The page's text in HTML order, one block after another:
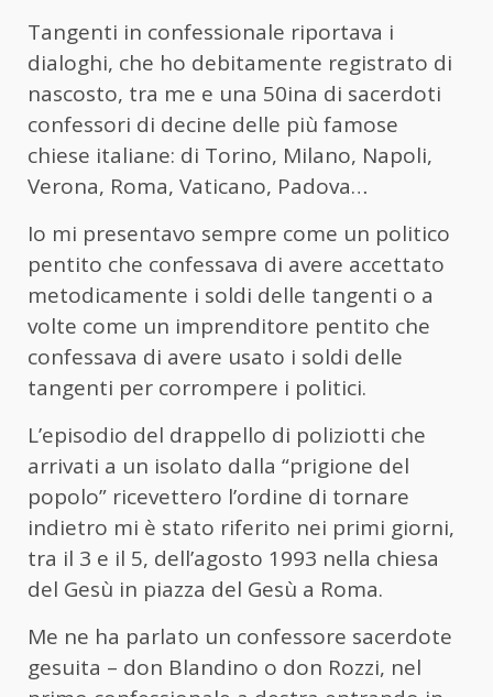
Tangenti in confessionale riportava i
dialoghi, che ho debitamente registrato di
nascosto, tra me e una 50ina di sacerdoti
confessori di decine delle più famose
chiese italiane: di Torino, Milano, Napoli,
Verona, Roma, Vaticano, Padova…
Io mi presentavo sempre come un politico
pentito che confessava di avere accettato
metodicamente i soldi delle tangenti o a
volte come un imprenditore pentito che
confessava di avere usato i soldi delle
tangenti per corrompere i politici.
L’episodio del drappello di poliziotti che
arrivati a un isolato dalla “prigione del
popolo” ricevettero l’ordine di tornare
indietro mi è stato riferito nei primi giorni,
tra il 3 e il 5, dell’agosto 1993 nella chiesa
del Gesù in piazza del Gesù a Roma.
Me ne ha parlato un confessore sacerdote
gesuita – don Blandino o don Rozzi, nel